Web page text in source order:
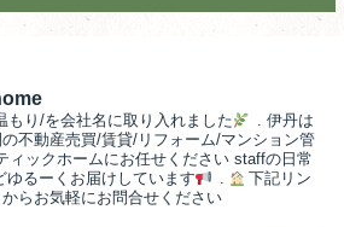
もり/を会社名に取り入れました . 伊丹は
不動産売買/賃貸/リフォーム/マンション管
ィックホームにお任せください staffの日常
ゆるーくお届けしています
.
下記リン
からお気軽にお問合せください